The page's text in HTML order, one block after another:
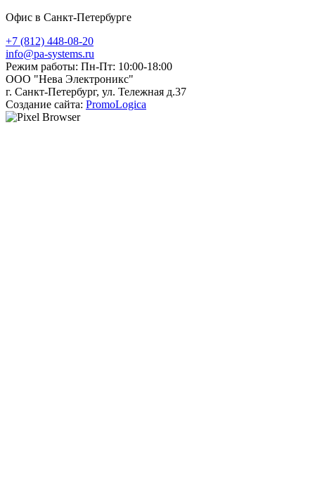
Офис в Санкт-Петербурге
+7 (812) 448-08-20
info@pa-systems.ru
Режим работы: Пн-Пт: 10:00-18:00
ООО "Нева Электроникс"
г. Санкт-Петербург, ул. Тележная д.37
Создание сайта: PromoLogica